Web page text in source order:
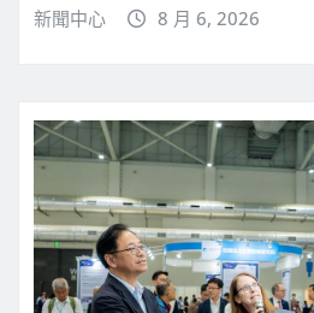
新聞中心 8 月 6, 2026